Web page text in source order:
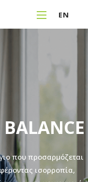
EN
BALANCE
που προσαρμόζεται
ισορροπία,